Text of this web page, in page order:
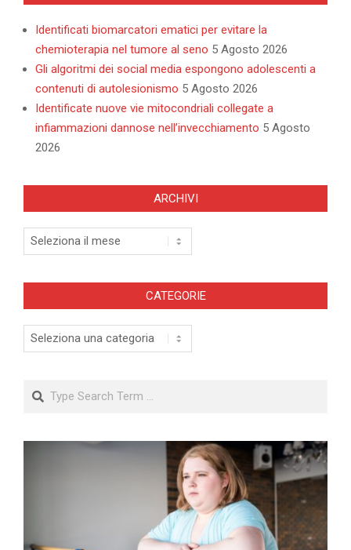
Identificati biomarcatori ematici per evitare la
chemioterapia nel tumore al seno 5 Agosto 2026
Gli algoritmi dei social media espongono adolescenti a
contenuti di autolesionismo 5 Agosto 2026
Identificate nuove vie mitocondriali collegate a
infiammazioni dannose nell’invecchiamento 5 Agosto
2026
ARCHIVI
Archivi
CATEGORIE
Categorie
Search